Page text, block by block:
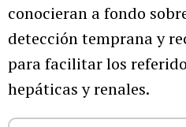
conocieran a fondo
detección temprana y
para facilitar los
hepáticas y renales.